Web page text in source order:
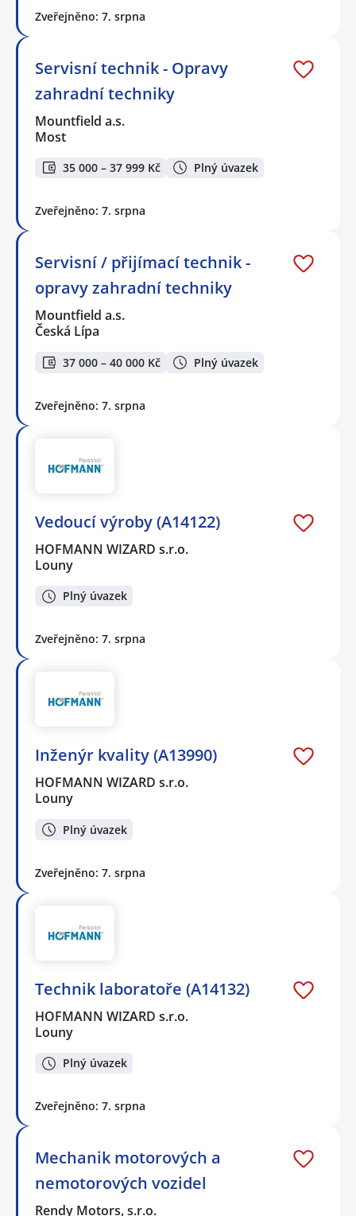
Zveřejněno: 7. srpna
Servisní technik - Opravy
zahradní techniky
Mountfield a.s.
Most
35 000 – 37 999 Kč Plný úvazek
Zveřejněno: 7. srpna
Servisní / přijímací technik -
opravy zahradní techniky
Mountfield a.s.
Česká Lípa
37 000 – 40 000 Kč Plný úvazek
Zveřejněno: 7. srpna
Vedoucí výroby (A14122)
HOFMANN WIZARD s.r.o.
Louny
Plný úvazek
Zveřejněno: 7. srpna
Inženýr kvality (A13990)
HOFMANN WIZARD s.r.o.
Louny
Plný úvazek
Zveřejněno: 7. srpna
Technik laboratoře (A14132)
HOFMANN WIZARD s.r.o.
Louny
Plný úvazek
Zveřejněno: 7. srpna
Mechanik motorových a
nemotorových vozidel
Rendy Motors, s.r.o.